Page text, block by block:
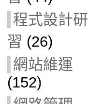
程式設計研
習 (26)
網站維運
(152)